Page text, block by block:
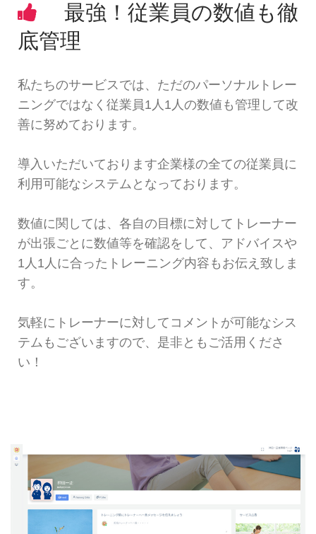
最強！従業員の数値も徹
底管理
私たちのサービスでは、ただのパーソナルトレー
ニングではなく従業員1人1人の数値も管理して改
善に努めております。
導入いただいております企業様の全ての従業員に
利用可能なシステムとなっております。
数値に関しては、各自の目標に対してトレーナー
が出張ごとに数値等を確認をして、アドバイスや
1人1人に合ったトレーニング内容もお伝え致しま
す。
気軽にトレーナーに対してコメントが可能なシス
テムもございますので、是非ともご活用くださ
い！